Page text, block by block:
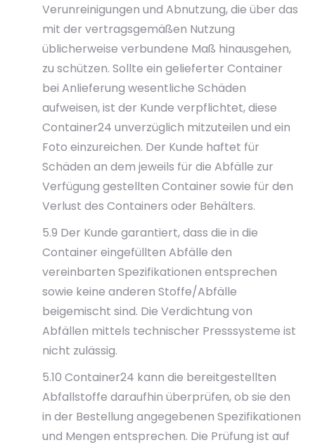
Verunreinigungen und Abnutzung, die über das
mit der vertragsgemäßen Nutzung
üblicherweise verbundene Maß hinausgehen,
zu schützen. Sollte ein gelieferter Container
bei Anlieferung wesentliche Schäden
aufweisen, ist der Kunde verpflichtet, diese
Container24 unverzüglich mitzuteilen und ein
Foto einzureichen. Der Kunde haftet für
Schäden an dem jeweils für die Abfälle zur
Verfügung gestellten Container sowie für den
Verlust des Containers oder Behälters.
5.9 Der Kunde garantiert, dass die in die
Container eingefüllten Abfälle den
vereinbarten Spezifikationen entsprechen
sowie keine anderen Stoffe/Abfälle
beigemischt sind. Die Verdichtung von
Abfällen mittels technischer Presssysteme ist
nicht zulässig.
5.10 Container24 kann die bereitgestellten
Abfallstoffe daraufhin überprüfen, ob sie den
in der Bestellung angegebenen Spezifikationen
und Mengen entsprechen. Die Prüfung ist auf